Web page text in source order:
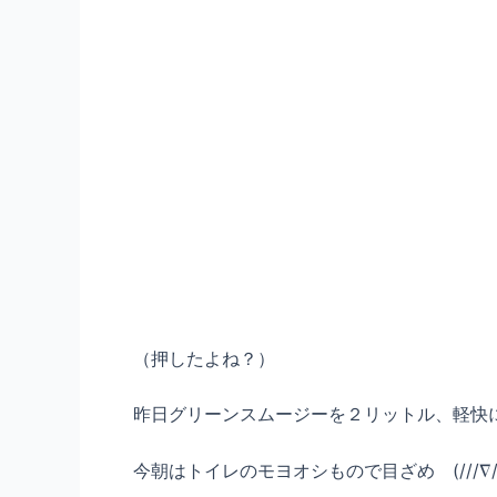
（押したよね？）
昨日グリーンスムージーを２リットル、軽快
今朝はトイレのモヨオシもので目ざめ (///